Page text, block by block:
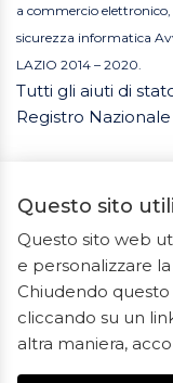
a commercio
sicurezza informatica
LAZIO 2014 – 2020.
Tutti gli aiuti di
Registro
2023 © Tutti i
Ceramiche
Questo sito
Questo sito web
e personalizzare
Chiudendo
cliccando su un
altra maniera,